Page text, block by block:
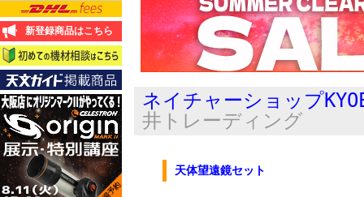
新登録商品はこちら
ネイチャーショップ
井トレーディング
天体望遠鏡セット